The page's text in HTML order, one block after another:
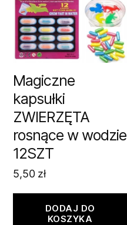
Magiczne
kapsułki
ZWIERZĘTA
rosnące w wodzie
12SZT
5,50 zł
DODAJ DO
KOSZYKA